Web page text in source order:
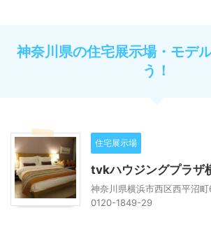
神奈川県の住宅展示場・モデ
う！
住宅展示場
tvkハウジングプラザ
神奈川県横浜市西区西平沼町
0120-1849-29